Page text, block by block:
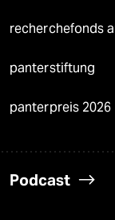
recherchefonds
panterstiftung
panterpreis 2026
Podcast